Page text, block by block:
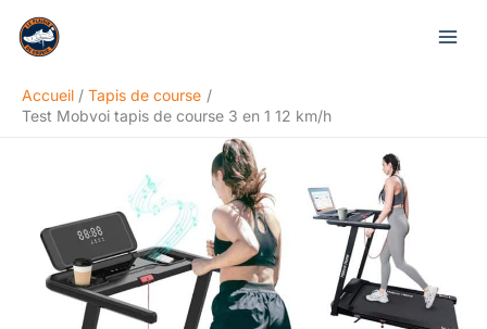
Accueil
Tapis de course
Test Mobvoi tapis de course 3 en 1 12 km/h
Rechercher